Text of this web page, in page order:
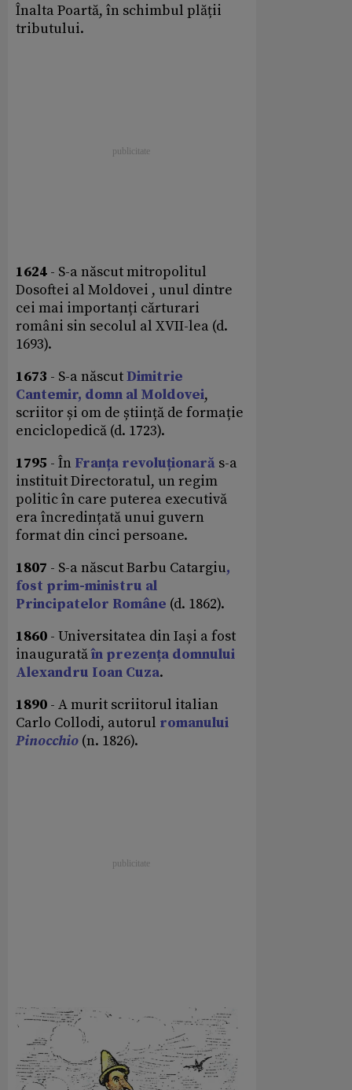
Înalta Poartă, în schimbul plății
tributului.
1624 - S-a născut mitropolitul
Dosoftei al Moldovei , unul dintre
cei mai importanți cărturari
români sin secolul al XVII-lea (d.
1693).
1673 - S-a născutDimitrie
Cantemir, domn al Moldovei,
scriitor și om de știință de formație
enciclopedică (d. 1723).
1795 - În Franța revoluționară s-a
instituit Directoratul, un regim
politic în care puterea executivă
era încredințată unui guvern
format din cinci persoane.
1807 - S-a născut Barbu Catargiu,
fost prim-ministru al
Principatelor Române (d. 1862).
1860 - Universitatea din Iași a fost
inauguratăîn prezența domnului
Alexandru Ioan Cuza.
1890 - A murit scriitorul italian
Carlo Collodi, autorul romanului
Pinocchio (n. 1826).